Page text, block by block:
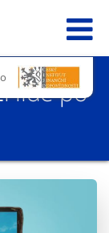
lidé po